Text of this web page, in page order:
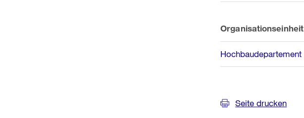
Organisationseinheit
Hochbaudepartement
Seite drucken